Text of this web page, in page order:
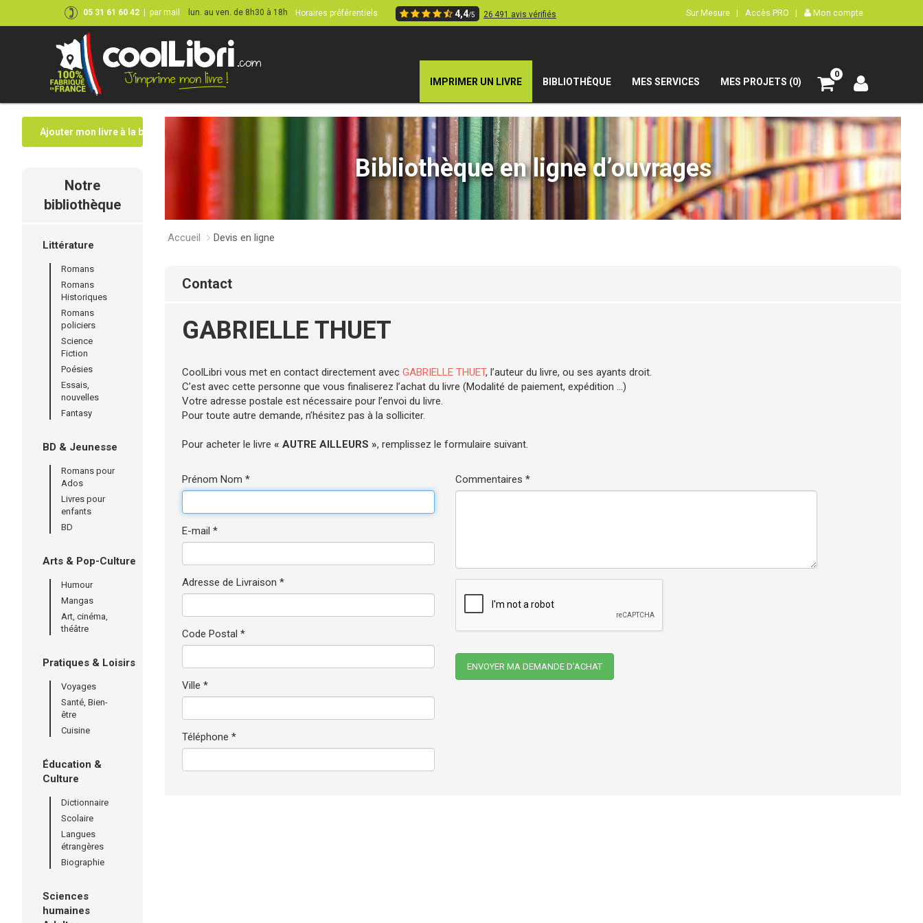
05 31 61 60 42 par mail lun. au ven. de 8h30 à 18h Horaires préférentiels 4,4/5 26 491 avis vérifiés Sur Mesure | Accès PRO | Mon compte
IMPRIMER UN LIVRE BIBLIOTHÈQUE MES SERVICES MES PROJETS (0)
0
Ajouter mon livre à la bibliothèque
Notre
bibliothèque
Littérature
Romans
Romans
Historiques
Romans
policiers
Science
Fiction
Poésies
Essais,
nouvelles
Fantasy
BD & Jeunesse
Romans pour
Ados
Livres pour
enfants
BD
Arts & Pop-Culture
Humour
Mangas
Art, cinéma,
théâtre
Pratiques & Loisirs
Voyages
Santé, Bien-
être
Cuisine
Éducation &
Culture
Dictionnaire
Scolaire
Langues
étrangères
Biographie
Sciences
humaines
Bibliothèque en ligne d’ouvrages
Accueil Devis en ligne
contact
GABRIELLE THUET
CoolLibri vous met en contact directement avec GABRIELLE THUET, l’auteur du livre, ou ses ayants droit.
C’est avec cette personne que vous finaliserez l’achat du livre (Modalité de paiement, expédition ...)
Votre adresse postale est nécessaire pour l’envoi du livre.
Pour toute autre demande, n’hésitez pas à la solliciter.
Pour acheter le livre « AUTRE AILLEURS », remplissez le formulaire suivant.
Prénom Nom *
E-mail *
Adresse de Livraison *
Code Postal *
Ville *
Téléphone *
Commentaires *